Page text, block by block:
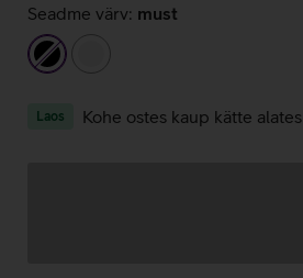
Seadme värv: must
must
Laos Kohe ostes kaup kätte alates